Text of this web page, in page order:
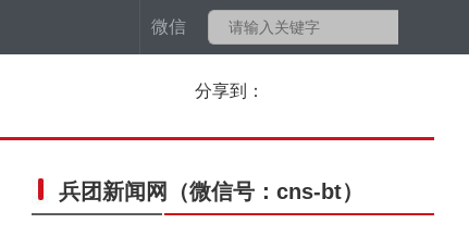
微信
分享到：
兵团新闻网 （微信号：cns-bt）